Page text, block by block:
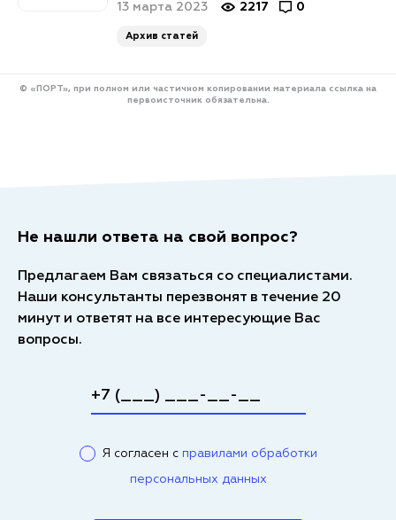
13 марта 2023 2217 0
Архив статей
© «ПОРТ», при полном или частичном копировании материала ссылка на
первоисточник обязательна.
Не нашли ответа на свой вопрос?
Предлагаем Вам связаться со специалистами.
Наши консультанты перезвонят в течение 20
минут и ответят на все интересующие Вас
вопросы.
Я согласен с правилами обработки
персональных данных